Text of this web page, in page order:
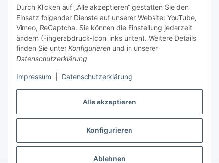
Alle akzeptieren
Konfigurieren
Ablehnen
Durch Klicken auf „Alle akzeptieren“ gestatten Sie den
Einsatz folgender Dienste auf unserer Website: YouTube,
Vimeo, ReCaptcha. Sie können die Einstellung jederzeit
ändern (Fingerabdruck-Icon links unten). Weitere Details
finden Sie unter Konfigurieren und in unserer
Datenschutzerklärung.
Impressum Datenschutzerklärung
Versandinformationen
Gesetzliche Informationen
Vertrag widerrufen
* Alle Preise inkl. gesetzlicher USt., zzgl.